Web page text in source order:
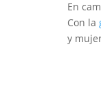
En
Con la
y